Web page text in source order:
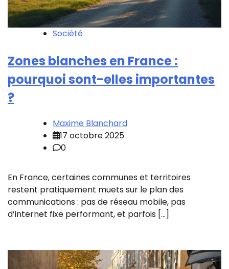
Société
Zones blanches en France :
pourquoi sont-elles importantes
?
Maxime Blanchard
17 octobre 2025
0
En France, certaines communes et territoires
restent pratiquement muets sur le plan des
communications : pas de réseau mobile, pas
d’internet fixe performant, et parfois […]